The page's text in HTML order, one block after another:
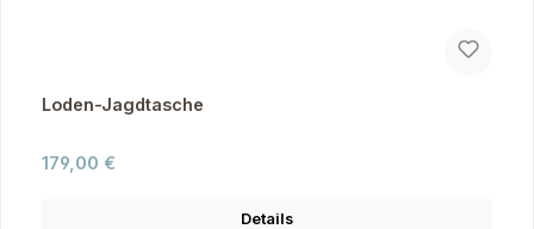
Loden-Jagdtasche
Regulärer Preis:
179,00 €
Details